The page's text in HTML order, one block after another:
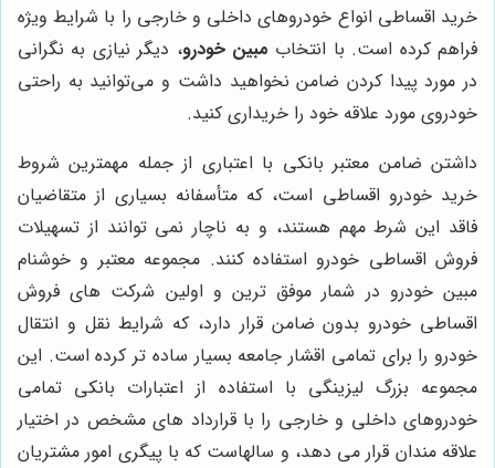
خرید اقساطی انواع خودروهای داخلی و خارجی را با شرایط ویژه
فراهم کرده است. با انتخاب مبین خودرو، دیگر نیازی به نگرانی
در مورد پیدا کردن ضامن نخواهید داشت و می‌توانید به راحتی
خودروی مورد علاقه خود را خریداری کنید.
داشتن ضامن معتبر بانکی با اعتباری از جمله مهمترین شروط
خرید خودرو اقساطی است، که متأسفانه بسیاری از متقاضیان
فاقد این شرط مهم هستند، و به ناچار نمی توانند از تسهیلات
فروش اقساطی خودرو استفاده کنند. مجموعه معتبر و خوشنام
مبین خودرو در شمار موفق ترین و اولین شرکت های فروش
اقساطی خودرو بدون ضامن قرار دارد، که شرایط نقل و انتقال
خودرو را برای تمامی اقشار جامعه بسیار ساده تر کرده است. این
مجموعه بزرگ لیزینگی با استفاده از اعتبارات بانکی تمامی
خودروهای داخلی و خارجی را با قرارداد های مشخص در اختیار
علاقه مندان قرار می دهد، و سالهاست که با پیگری امور مشتریان